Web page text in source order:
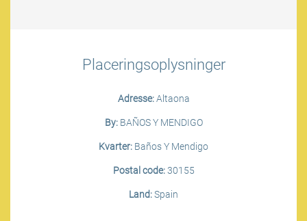
Placeringsoplysninger
Adresse:Altaona
By:BAÑOS Y MENDIGO
Kvarter: Baños Y Mendigo
Postal code:30155
Land:Spain